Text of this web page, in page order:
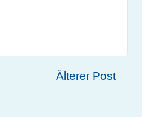
Älterer Post